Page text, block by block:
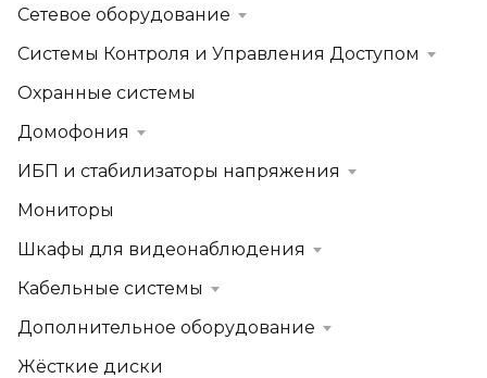
Сетевое оборудование
Системы Контроля и Управления Доступом
Охранные системы
Домофония
ИБП и стабилизаторы напряжения
Мониторы
Шкафы для видеонаблюдения
Кабельные системы
Дополнительное оборудование
Жёсткие диски